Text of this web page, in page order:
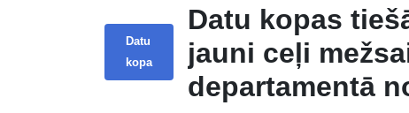
Datu
kopa
Datu kopas
jauni ceļi
departamentā